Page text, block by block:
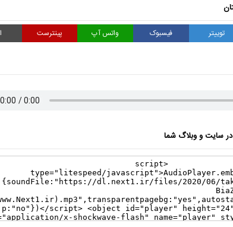
توییتر فیسبوک واتس آپ پینترست
سایت و وبلاگ شما